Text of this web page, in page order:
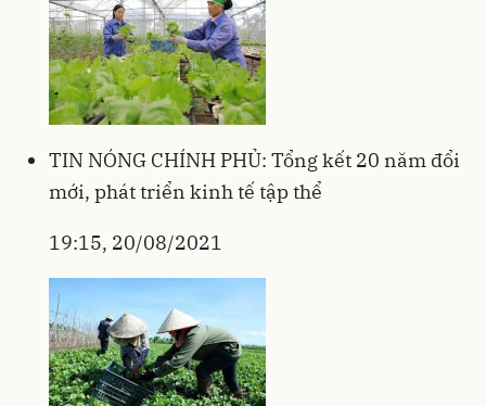
TIN NÓNG CHÍNH PHỦ: Tổng kết 20 năm đổi
mới, phát triển kinh tế tập thể
19:15, 20/08/2021